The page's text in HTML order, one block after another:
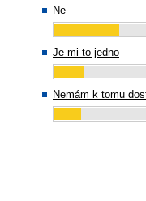
Ne
Je mi to jedno
Nemám k tomu